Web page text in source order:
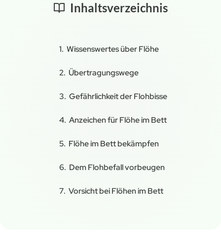
Inhaltsverzeichnis
Wissenswertes über Flöhe
Übertragungswege
Gefährlichkeit der Flohbisse
Anzeichen für Flöhe im Bett
Flöhe im Bett bekämpfen
Dem Flohbefall vorbeugen
Vorsicht bei Flöhen im Bett